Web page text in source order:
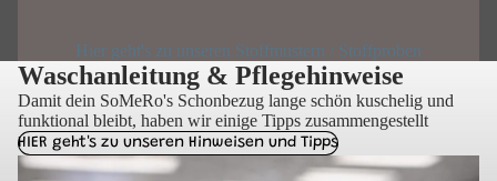
Hier geht's zu unseren Stoffmustern / Stoffproben
Waschanleitung & Pflegehinweise
Damit dein SoMeRo's Schonbezug lange schön kuschelig und
funktional bleibt, haben wir einige Tipps zusammengestellt
HIER geht's zu unseren Hinweisen und Tipps